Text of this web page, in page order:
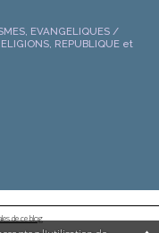
EVANGELIQUES /
REPUBLIQUE et
de ce blog